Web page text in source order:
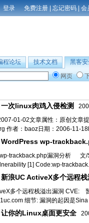
免费注册 | 忘记密码 | 会
程论坛 技术文档
黑客安
网页
一次linux肉鸡入侵检测
01-02文章属性：原创文章
作者：baoz日期：2006-11-
WordPress wp-
trackback.php漏洞分析 文/
[1] Code:wp-
新浪UC ActiveX多个远程
多个远程栈溢出漏洞 CVE:
细节: 漏洞的起因是
让你的Linux桌面更安全